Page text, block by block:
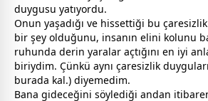
duygusu yatıyordu.
Onun yaşadığı ve hissettiği bu
bir şey olduğunu, insanın elini kolunu
ruhunda derin yaralar açtığını en iyi
biriydim. Çünkü aynı çaresizlik
burada kal.) diyemedim.
Bana gideceğini söylediği andan